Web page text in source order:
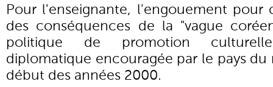
Pour l'enseignante, l'engouement pour
des conséquences de la "vague
politique de promotion
diplomatique encouragée par le pays
début des années 2000.